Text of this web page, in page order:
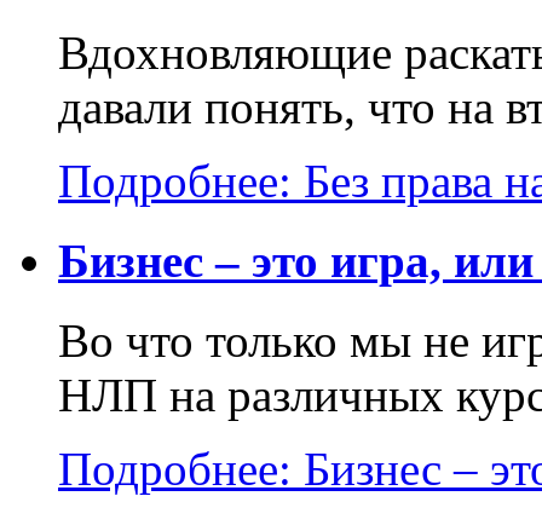
Вдохновляющие
давали понять, что на
Подробнее: Без права
Бизнес – это игра,
Во что только мы не
НЛП на различных
Подробнее: Бизнес –